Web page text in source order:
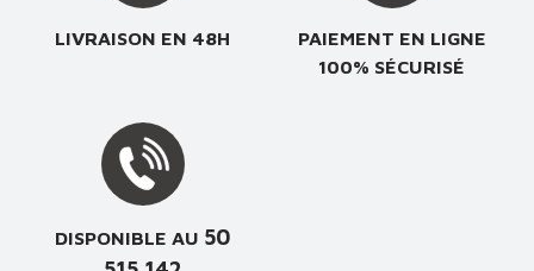
LIVRAISON EN 48H
PAIEMENT EN LIGNE
100% SÉCURISÉ
DISPONIBLE AU 50